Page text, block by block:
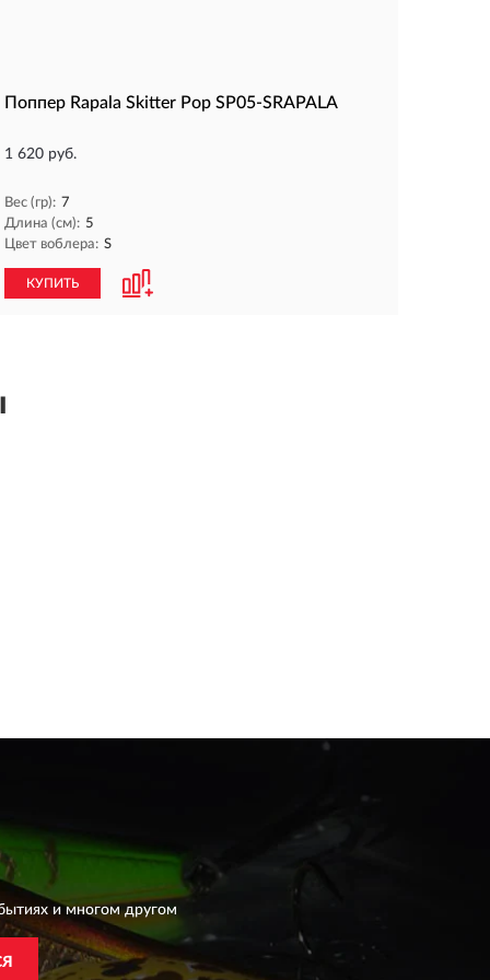
Поппер Rapala Skitter Pop SP05-SRAPALA
1 620 руб.
Вес (гр): 7
Длина (см): 5
Цвет воблера: S
КУПИТЬ
и многом другом